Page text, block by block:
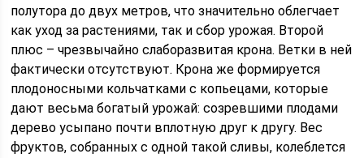
полутора до двух метров, что значительно облегчает
как уход за растениями, так и сбор урожая. Второй
плюс – чрезвычайно слаборазвитая крона. Ветки в ней
фактически отсутствуют. Крона же формируется
плодоносными кольчатками с копьецами, которые
дают весьма богатый урожай: созревшими плодами
дерево усыпано почти вплотную друг к другу. Вес
фруктов, собранных с одной такой сливы, колеблется